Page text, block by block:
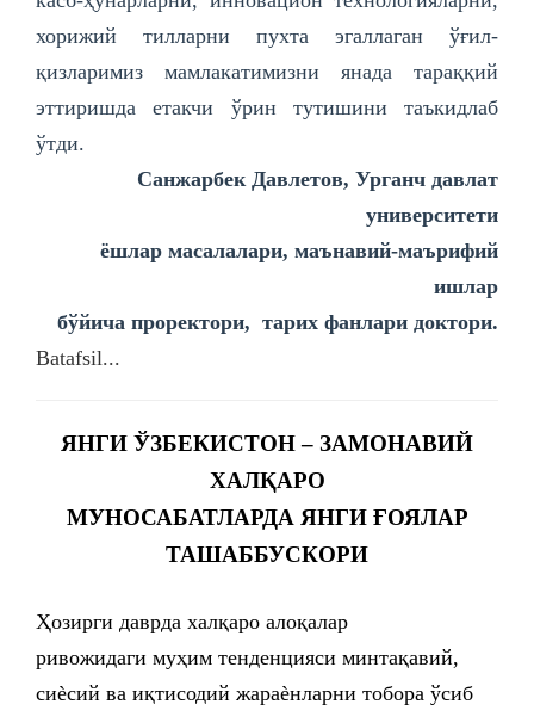
хорижий тилларни пухта эгаллаган ўғил-
қизларимиз мамлакатимизни янада тараққий
эттиришда етакчи ўрин тутишини таъкидлаб
ўтди.
Санжарбек Давлетов, Урганч давлат
университети
ёшлар масалалари, маънавий-маърифий
ишлар
бўйича проректори, тарих фанлари доктори.
Batafsil...
ЯНГИ ЎЗБЕКИСТОН – ЗАМОНАВИЙ
ХАЛҚАРО
МУНОСАБАТЛАРДА ЯНГИ ҒОЯЛАР
ТАШАББУСКОРИ
Ҳозирги даврда халқаро алоқалар
ривожидаги муҳим тенденцияси минтақавий,
сиѐсий ва иқтисодий жараѐнларни тобора ўсиб